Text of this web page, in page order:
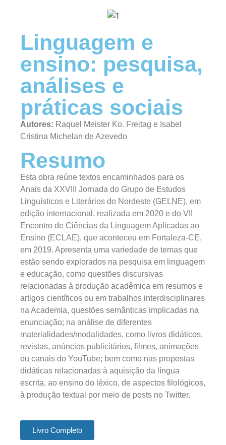
Linguagem e
ensino: pesquisa,
análises e
práticas sociais
Autores: Raquel Meister Ko. Freitag e Isabel
Cristina Michelan de Azevedo
Resumo
Esta obra reúne textos encaminhados para os
Anais da XXVIII Jornada do Grupo de Estudos
Linguísticos e Literários do Nordeste (GELNE), em
edição internacional, realizada em 2020 e do VII
Encontro de Ciências da Linguagem Aplicadas ao
Ensino (ECLAE), que aconteceu em Fortaleza-CE,
em 2019. Apresenta uma variedade de temas que
estão sendo explorados na pesquisa em linguagem
e educação, como questões discursivas
relacionadas à produção acadêmica em resumos e
artigos científicos ou em trabalhos interdisciplinares
na Academia, questões semânticas implicadas na
enunciação; na análise de diferentes
materialidades/modalidades, como livros didáticos,
revistas, anúncios publicitários, filmes, animações
ou canais do YouTube; bem como nas propostas
didáticas relacionadas à aquisição da língua
escrita, ao ensino do léxico, de aspectos filológicos,
à produção textual por meio de posts no Twitter.
Livro Completo